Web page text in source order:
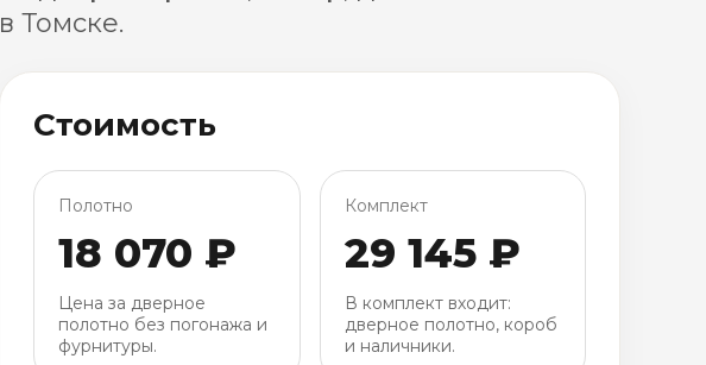
в Томске.
Стоимость
Полотно
18 070 ₽
Цена за дверное
полотно без погонажа и
фурнитуры.
Комплект
29 145 ₽
В комплект входит:
дверное полотно, короб
и наличники.